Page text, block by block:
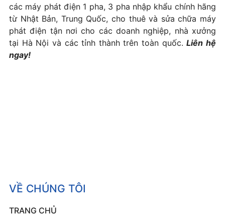
các máy phát điện 1 pha, 3 pha nhập khẩu chính hãng
từ Nhật Bản, Trung Quốc, cho thuê và sửa chữa máy
phát điện tận nơi cho các doanh nghiệp, nhà xưởng
tại Hà Nội và các tỉnh thành trên toàn quốc.Liên hệ
ngay!
VỀ CHÚNG TÔI
TRANG CHỦ